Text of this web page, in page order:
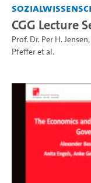
CGG Lecture
Prof. Dr. Per H. Jensen,
Pfefferet al.